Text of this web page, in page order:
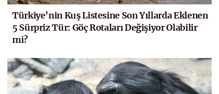
Türkiye’nin Kuş Listesine Son Yıllarda Eklenen
5 Sürpriz Tür: Göç Rotaları Değişiyor Olabilir
mi?